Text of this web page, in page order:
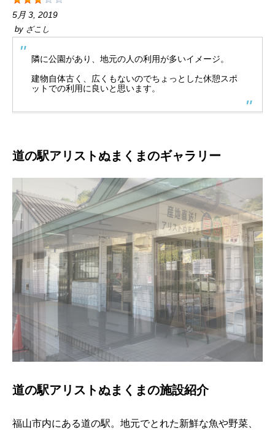
5月 3, 2019
by ざこし
隣に公園があり、地元の人の利用が多いイメージ。
建物自体古く、広くもないのでちょっとした休憩スポ
ットでの利用に良いと思います。
道の駅アリストぬまくまのギャラリー
道の駅アリストぬまくまの施設紹介
福山市内にある道の駅。地元でとれた新鮮な魚や野菜、